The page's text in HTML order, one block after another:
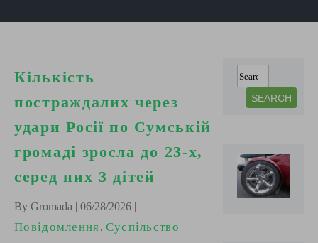
Кількість
постраждалих через
удари Росії по Сумській
громаді зросла до 23-х,
серед них 3 дітей
By Gromada | 06/28/2026 |
Повідомлення, Суспільство